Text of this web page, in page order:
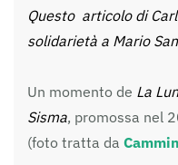
Questo articolo di
solidarietà a Mario
Un momento de La
Sisma, promossa nel
(foto tratta da